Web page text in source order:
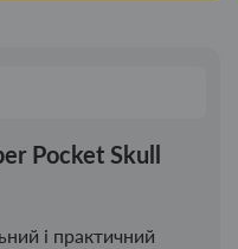
Pocket Skull
і практичний